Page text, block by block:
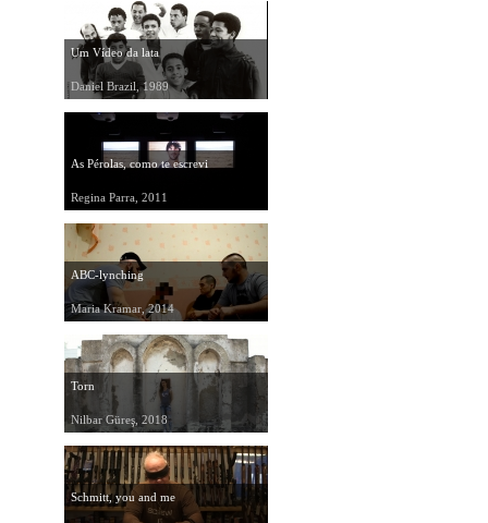
Um Vídeo da lata
Daniel Brazil, 1989
As Pérolas, como te escrevi
Regina Parra, 2011
ABC-lynching
Maria Kramar, 2014
Torn
Nilbar Güreş, 2018
Schmitt, you and me